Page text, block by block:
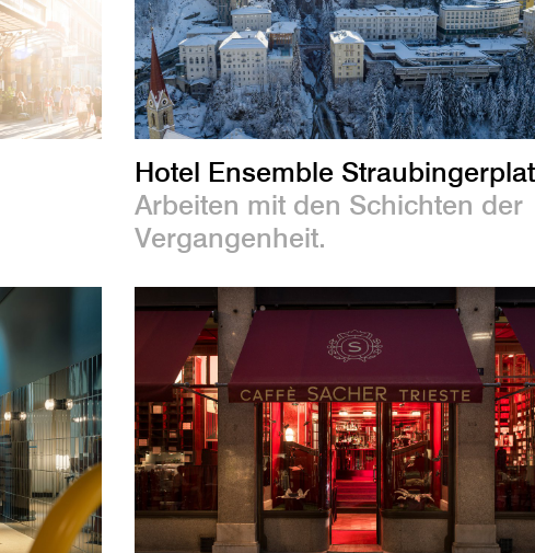
Hotel Ensemble
Arbeiten mit den Schichten der
Vergangenheit.